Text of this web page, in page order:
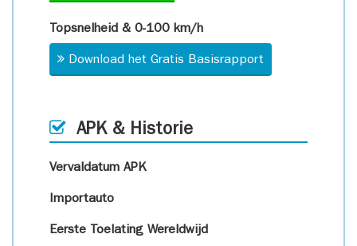
Topsnelheid & 0-100 km/h
Download het Gratis Basisrapport
APK & Historie
Vervaldatum APK
Importauto
Eerste Toelating Wereldwijd